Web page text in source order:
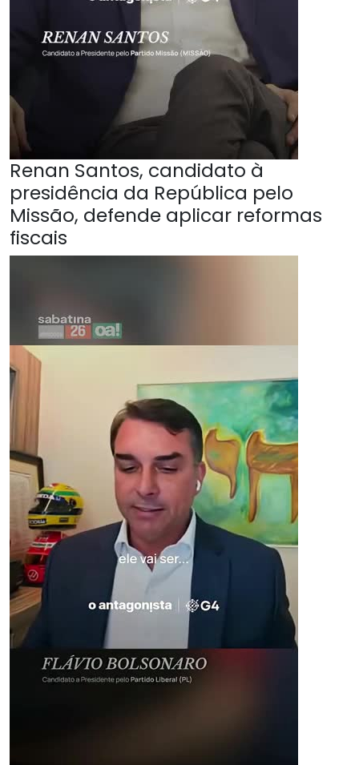
Renan Santos, candidato à
presidência da República pelo
Missão, defende aplicar reformas
fiscais